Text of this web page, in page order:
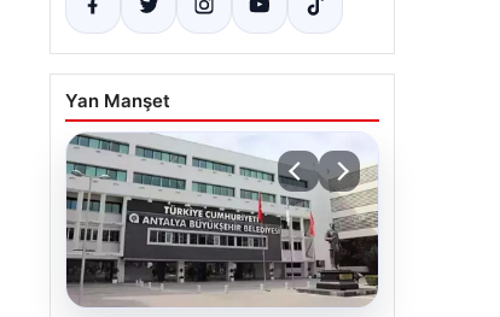
Yan Manşet